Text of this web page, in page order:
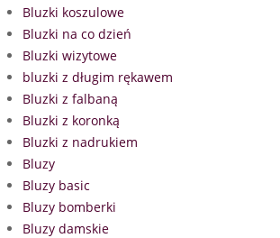
Bluzki koszulowe
Bluzki na co dzień
Bluzki wizytowe
bluzki z długim rękawem
Bluzki z falbaną
Bluzki z koronką
Bluzki z nadrukiem
Bluzy
Bluzy basic
Bluzy bomberki
Bluzy damskie